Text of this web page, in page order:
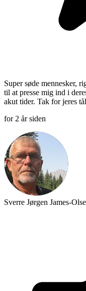
Super søde mennesker,
til at presse mig ind i
akut tider. Tak for jeres
for 2 år siden
Sverre Jørgen James-